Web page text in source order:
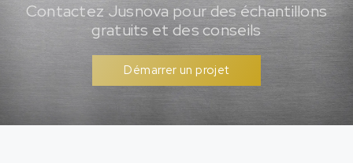
Contactez Jusnova pour des échantillons
gratuits et des conseils
Démarrer un projet